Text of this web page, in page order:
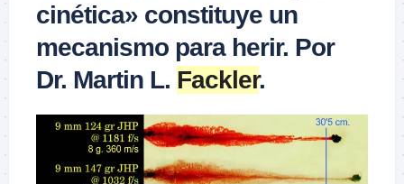
cinética» constituye un
mecanismo para herir. Por
Dr. Martin L. Fackler.